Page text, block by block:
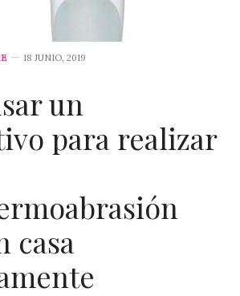
18 JUNIO, 2019
un
para realizar
casa